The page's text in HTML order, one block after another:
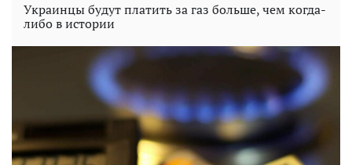
Украинцы будут платить за газ больше, чем когда-
либо в истории